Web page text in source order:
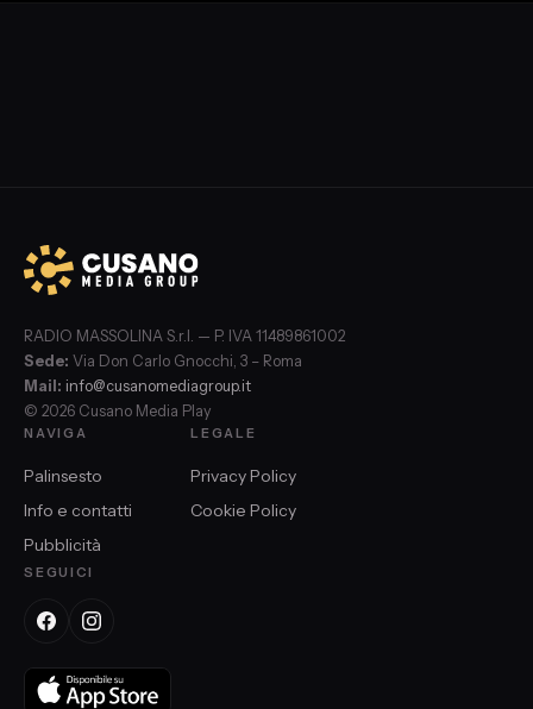
RADIO MASSOLINA S.r.l. — P. IVA 11489861002
Sede: Via Don Carlo Gnocchi, 3 – Roma
Mail: info@cusanomediagroup.it
© 2026 Cusano Media Play
NAVIGA
Palinsesto
Info e contatti
Pubblicità
LEGALE
Privacy Policy
Cookie Policy
SEGUICI